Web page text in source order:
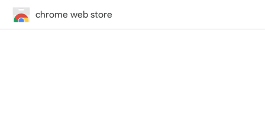
chrome web store